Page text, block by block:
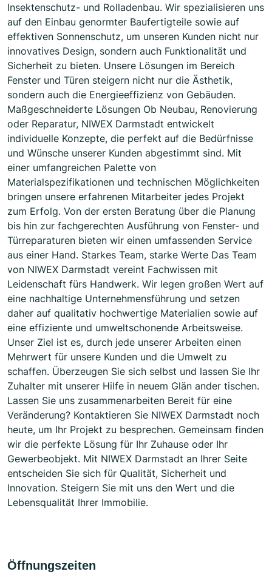
Insektenschutz- und Rolladenbau. Wir spezialisieren uns
auf den Einbau genormter Baufertigteile sowie auf
effektiven Sonnenschutz, um unseren Kunden nicht nur
innovatives Design, sondern auch Funktionalität und
Sicherheit zu bieten. Unsere Lösungen im Bereich
Fenster und Türen steigern nicht nur die Ästhetik,
sondern auch die Energieeffizienz von Gebäuden.
Maßgeschneiderte Lösungen Ob Neubau, Renovierung
oder Reparatur, NIWEX Darmstadt entwickelt
individuelle Konzepte, die perfekt auf die Bedürfnisse
und Wünsche unserer Kunden abgestimmt sind. Mit
einer umfangreichen Palette von
Materialspezifikationen und technischen Möglichkeiten
bringen unsere erfahrenen Mitarbeiter jedes Projekt
zum Erfolg. Von der ersten Beratung über die Planung
bis hin zur fachgerechten Ausführung von Fenster- und
Türreparaturen bieten wir einen umfassenden Service
aus einer Hand. Starkes Team, starke Werte Das Team
von NIWEX Darmstadt vereint Fachwissen mit
Leidenschaft fürs Handwerk. Wir legen großen Wert auf
eine nachhaltige Unternehmensführung und setzen
daher auf qualitativ hochwertige Materialien sowie auf
eine effiziente und umweltschonende Arbeitsweise.
Unser Ziel ist es, durch jede unserer Arbeiten einen
Mehrwert für unsere Kunden und die Umwelt zu
schaffen. Überzeugen Sie sich selbst und lassen Sie Ihr
Zuhalter mit unserer Hilfe in neuem Glän ander tischen.
Lassen Sie uns zusammenarbeiten Bereit für eine
Veränderung? Kontaktieren Sie NIWEX Darmstadt noch
heute, um Ihr Projekt zu besprechen. Gemeinsam finden
wir die perfekte Lösung für Ihr Zuhause oder Ihr
Gewerbeobjekt. Mit NIWEX Darmstadt an Ihrer Seite
entscheiden Sie sich für Qualität, Sicherheit und
Innovation. Steigern Sie mit uns den Wert und die
Lebensqualität Ihrer Immobilie.
Öffnungszeiten